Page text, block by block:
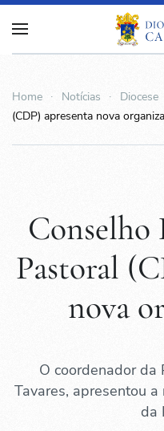
Home Notícias Diocese
(CDP) apresenta nova
Conselho
Pastoral
nova
O coordenador da
Tavares, apresentou
da